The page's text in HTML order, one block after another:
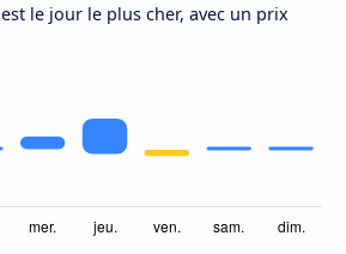
est le jour le plus cher, avec un prix